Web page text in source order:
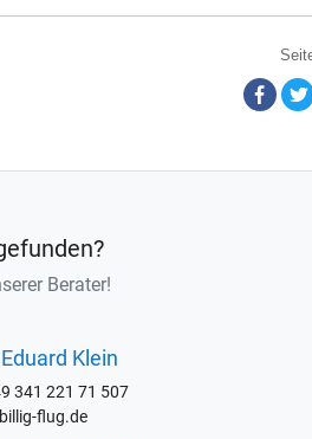
Berater!
Klein
341 221 71 507
flug.de